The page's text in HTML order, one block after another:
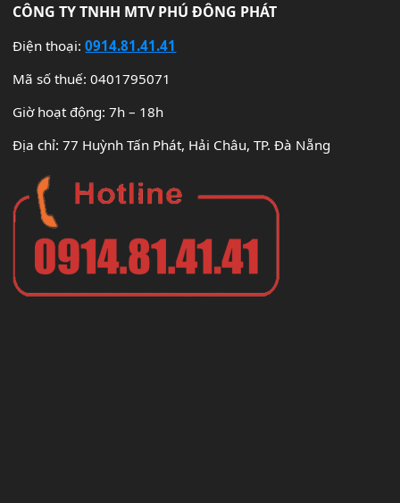
CÔNG TY TNHH MTV PHÚ ĐÔNG PHÁT
Điện thoại:0914.81.41.41
Mã số thuế: 0401795071
Giờ hoạt động: 7h – 18h
Địa chỉ: 77 Huỳnh Tấn Phát, Hải Châu, TP. Đà Nẵng